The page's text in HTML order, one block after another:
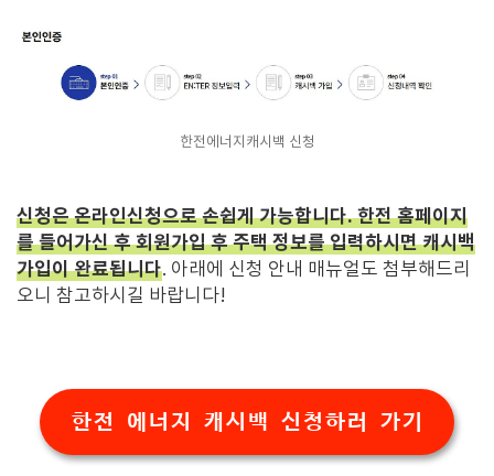
한전에너지캐시백 신청
신청은 온라인신청으로 손쉽게 가능합니다. 한전 홈페이지
를 들어가신 후 회원가입 후 주택 정보를 입력하시면 캐시백
가입이 완료됩니다. 아래에 신청 안내 매뉴얼도 첨부해드리
오니 참고하시길 바랍니다!
한전 에너지 캐시백 신청하러 가기